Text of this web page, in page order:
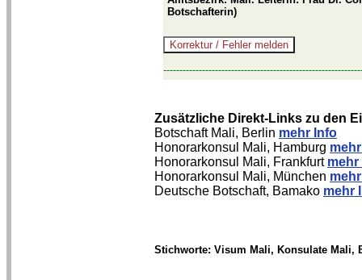
Botschafterin)
Zusätzliche Direkt-Links zu den
Botschaft Mali, Berlin mehr Info
Honorarkonsul Mali, Hamburg
Honorarkonsul Mali, Frankfurt mehr
Honorarkonsul Mali, München
Deutsche Botschaft, Bamako mehr
Stichworte: Visum Mali, Konsulate Mali,